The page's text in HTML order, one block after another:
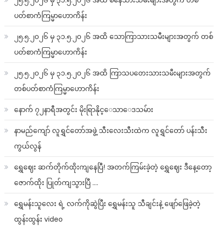
ပတ်စာကံကြမ္မာဟောကိန်း
၂၅.၅.၂၀၂၆ မှ ၃၁.၅.၂၀၂၆ အထိ သောကြာသားသမီးများအတွက် တစ်
ပတ်စာကံကြမ္မာဟောကိန်း
၂၅.၅.၂၀၂၆ မှ ၃၁.၅.၂၀၂၆ အထိ ကြာသပတေးသားသမီးများအတွက်
တစ်ပတ်စာကံကြမ္မာဟောကိန်း
နောက် ၇၂နာရီအတွင်း မိုးရြာနိုင္ေသာေဒသမ်ား
နာမည်ကျော် လူရွှင်တော်အဖွဲ့ သီးလေးသီးထဲက လူရွှင်တော် ပန်းသီး
ကွယ်လွန်
ရွှေဈေး ဆက်တိုက်ထိုးကျနေပြီ! အတက်ကြမ်းခဲ့တဲ့ ရွှေဈေး ဒီနေ့တော့
ဇောက်ထိုး ပြုတ်ကျသွားပြီ ….
ရွှေမန်းသူလေး ရဲ့ လက်ကိုဆွဲပြီး ရွှေမန်းသူ သီချင်းနဲ့ ဖျော်ဖြေခဲ့တဲ့
ထွန်းထွန်း video